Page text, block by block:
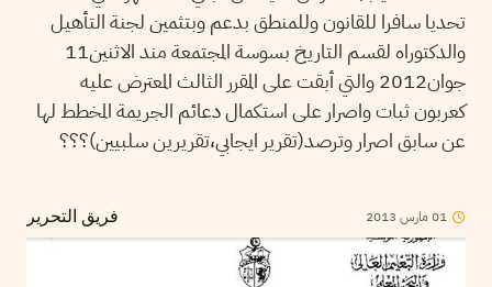
تحديا سافرا للقانون وللمنطق بدعم وبتثمين لجنة التأهيل
والدكتوراه لقسم التاريخ بسوسة المجتمعة مند الاثنين11
جوان2012 والتي أبقت على المقرر الثالث المعترض عليه
كعربون ثبات واصرار على استكمال دعائم الجريمة المخطط لها
عن سابق اصرار وترصد(تقرير ايجابي،تقريرين سلبيين)؟؟؟
فريق التحرير 01مارس 2013